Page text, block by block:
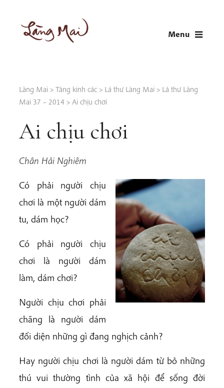
content
Menu
Làng Mai > Tàng kinh các > Lá thư Làng Mai > Lá thư Làng
Mai 37 – 2014 > Ai chịu chơi
Ai chịu chơi
Chân Hải Nghiêm
Có phải người chịu
chơi là một người dám
tu, dám học?
Có phải người chịu
chơi là người dám
làm, dám chơi?
Người chịu chơi phải
chăng là người dám
đối diện những gì đang nghịch cảnh?
Hay người chịu chơi là người dám từ bỏ những
thú vui thường tình của xã hội để sống đời